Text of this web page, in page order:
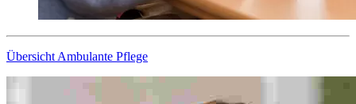
Übersicht Ambulante Pflege